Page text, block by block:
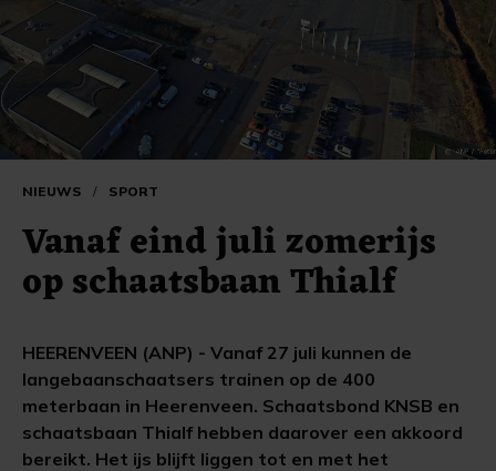
NIEUWS / SPORT
Vanaf eind juli zomerijs
op schaatsbaan Thialf
HEERENVEEN (ANP) - Vanaf 27 juli kunnen de
langebaanschaatsers trainen op de 400
meterbaan in Heerenveen. Schaatsbond KNSB en
schaatsbaan Thialf hebben daarover een akkoord
bereikt. Het ijs blijft liggen tot en met het